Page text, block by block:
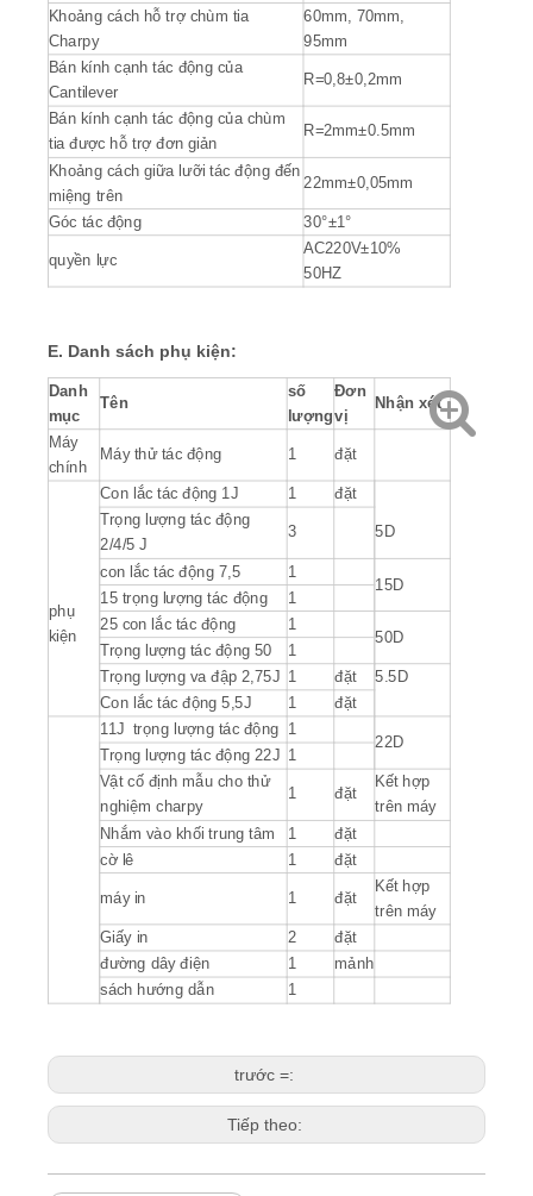
Khoảng cách hỗ trợ chùm tia
Charpy
60mm, 70mm,
95mm
Bán kính cạnh tác động của
Cantilever
R=0,8±0,2mm
Bán kính cạnh tác động của chùm
tia được hỗ trợ đơn giản
R=2mm±0.5mm
Khoảng cách giữa lưỡi tác động đến
miệng trên
22mm±0,05mm
Góc tác động 30°±1°
quyền lực
AC220V±10%
50HZ
E. Danh sách phụ kiện:
Danh
mục
Tên
số
lượng
Đơn
vị
Nhận xét
Máy
chính
Máy thử tác động 1 đặt
phụ
kiện
Con lắc tác động 1J 1 đặt
5D
Trọng lượng tác động
2/4/5 J
3
con lắc tác động 7,5 1
15D
15 trọng lượng tác động
1
25 con lắc tác động
1
50D
Trọng lượng tác động 50
1
Trọng lượng va đập 2,75J 1 đặt
5.5D
Con lắc tác động 5,5J
1
đặt
11J trọng lượng tác động
1
22D
Trọng lượng tác động 22J 1
Vật cố định mẫu cho thử
nghiệm charpy
1 đặt
Kết hợp
trên máy
Nhắm vào khối trung tâm
1
đặt
cờ lê
1 đặt
máy in 1 đặt
Kết hợp
trên máy
Giấy in
2
đặt
đường dây điện
1
mảnh
sách hướng dẫn
1
trước =:
Tiếp theo: